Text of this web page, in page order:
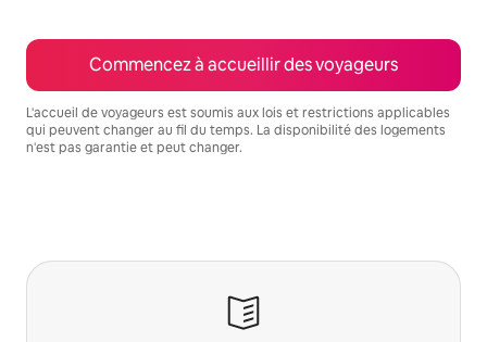
Commencez à accueillir des voyageurs
L'accueil de voyageurs est soumis aux lois et restrictions applicables
qui peuvent changer au fil du temps. La disponibilité des logements
n'est pas garantie et peut changer.